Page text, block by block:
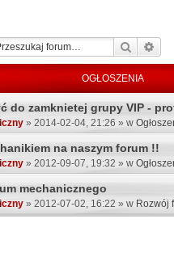
Szukaj
OGŁOSZENIA
do zamknietej grupy VIP -
» 2014-02-04, 21:26 » w
na naszym forum !!
» 2012-09-07, 19:32 » w
mechanicznego
» 2012-07-02, 16:22 » w Rozwój